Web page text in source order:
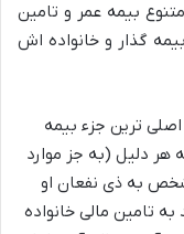
بیمه عمر و تامین
گذار و خانواده اش
ترین جزء بیمه
دلیل (به جز موارد
به ذی نفعان او
تامین مالی خانواده